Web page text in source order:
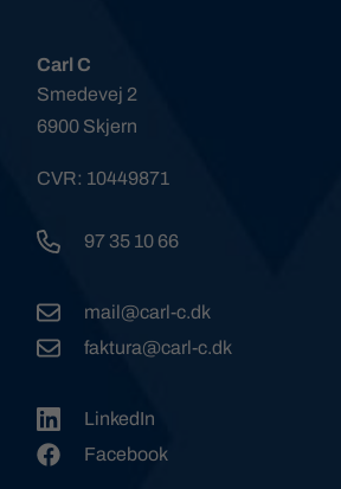
Carl C
Smedevej 2
6900 Skjern
CVR: 10449871
97 35 10 66
mail@carl-c.dk
faktura@carl-c.dk
LinkedIn
Facebook